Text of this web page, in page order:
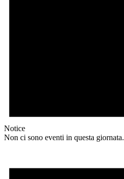
Notice
Non ci sono eventi in questa giornata.